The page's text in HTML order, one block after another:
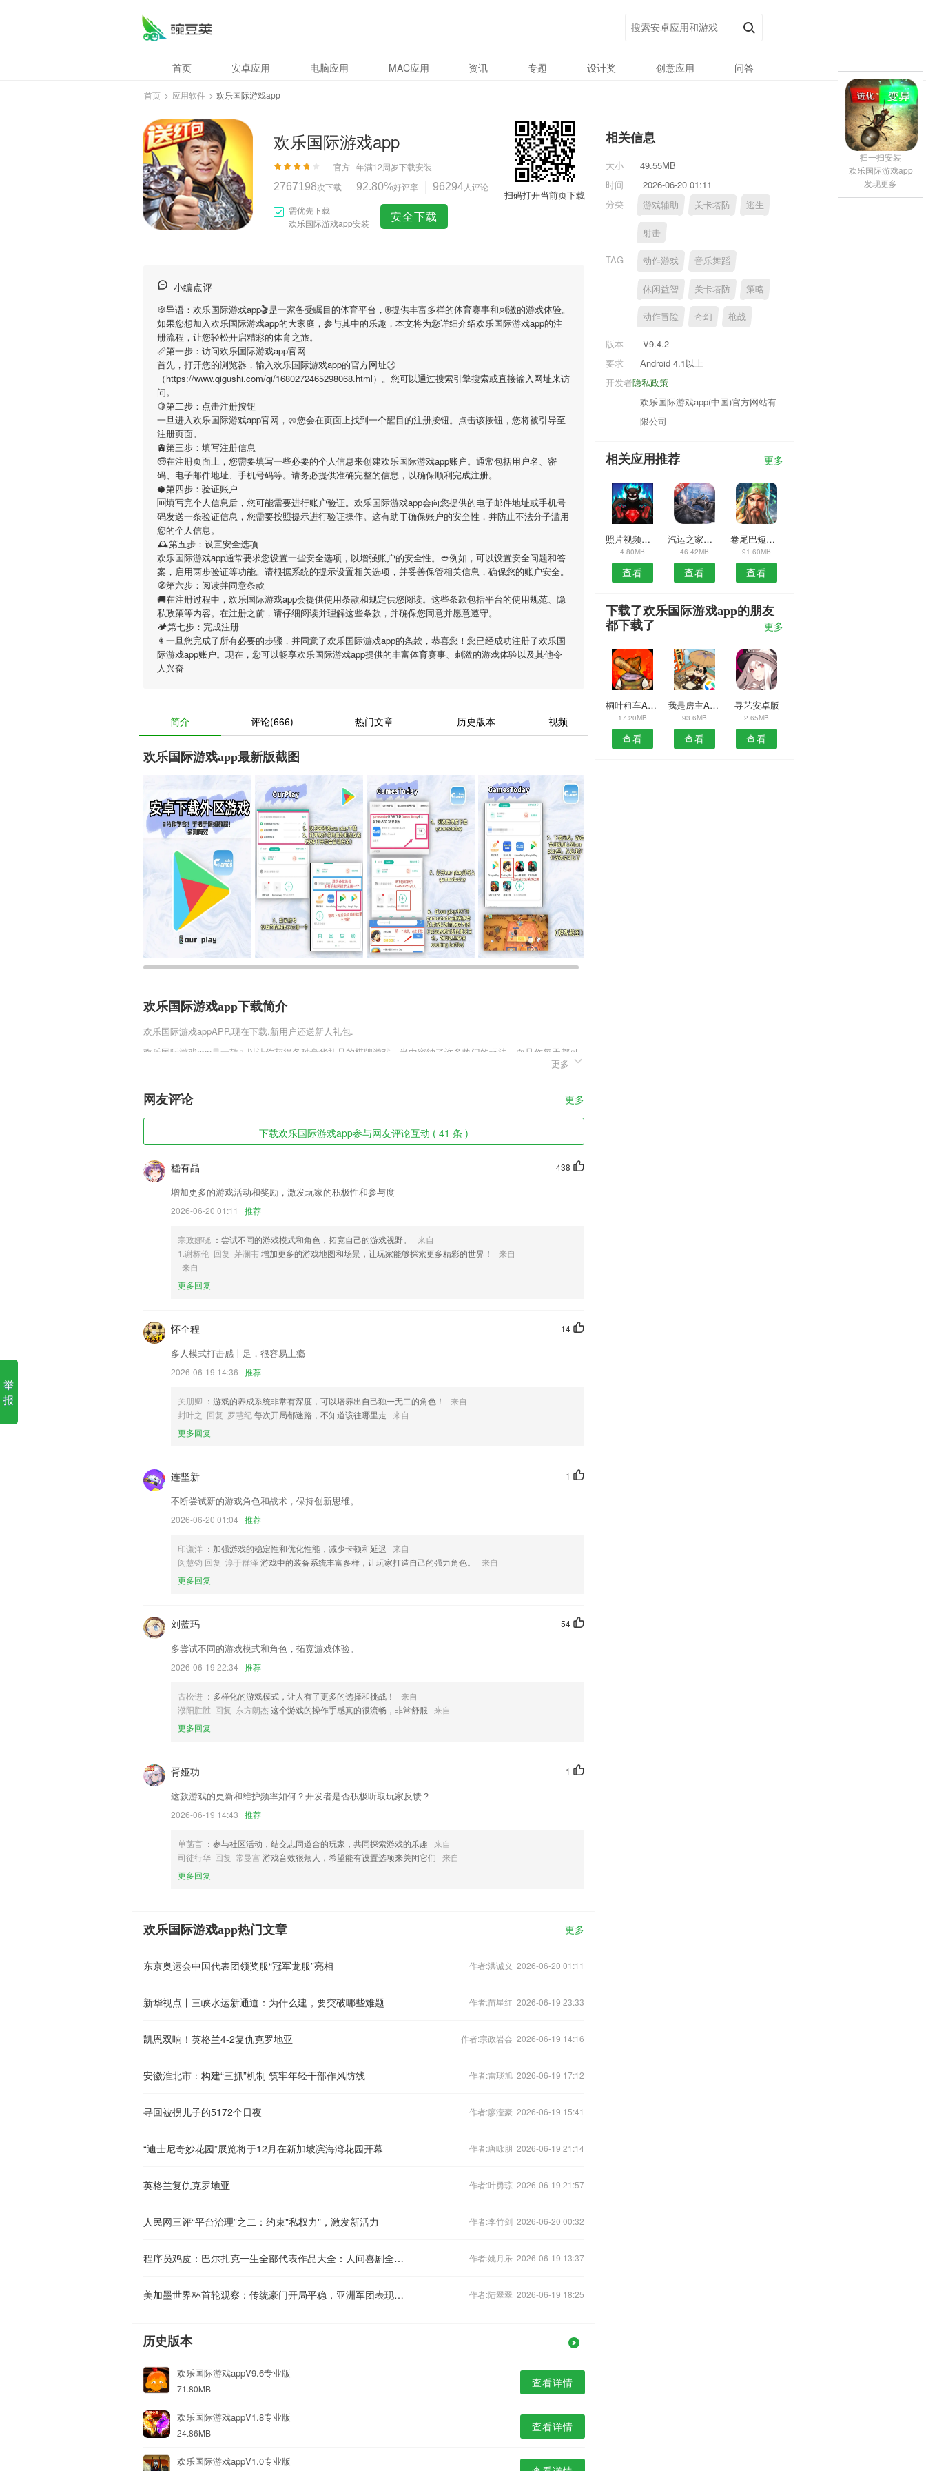
首页 安卓应用 电脑应用 MAC应用 资讯 专题 设计奖 创意应用 问答
首页 > 应用软件 > 欢乐国际游戏app
欢乐国际游戏app
官方 年满12周岁下载安装
2767198次下载 92.80%好评率 96294人评论
需优先下载
欢乐国际游戏app安装
安全下载
扫码打开当前页下载
小编点评
🍪导语： 欢乐国际游戏app🎬是一家备受瞩目的体育平台，🖲提供丰富多样的体育赛事和刺激的游戏体验。
如果您想加入欢乐国际游戏app的大家庭，参与其中的乐趣，本文将为您详细介绍欢乐国际游戏app的注
册流程，让您轻松开启精彩的体育之旅。
📏第一步：访问欢乐国际游戏app官网
首先，打开您的浏览器，输入欢乐国际游戏app的官方网址🕑
（https://www.qigushi.com/qi/1680272465298068.html）。您可以通过搜索引擎搜索或直接输入网址来访
问。
🍋第二步：点击注册按钮
一旦进入欢乐国际游戏app官网，🥨您会在页面上找到一个醒目的注册按钮。点击该按钮，您将被引导至
注册页面。
🚊第三步：填写注册信息
🧓在注册页面上，您需要填写一些必要的个人信息来创建欢乐国际游戏app账户。通常包括用户名、密
码、电子邮件地址、手机号码等。请务必提供准确完整的信息，以确保顺利完成注册。
🥥第四步：验证账户
🆔填写完个人信息后，您可能需要进行账户验证。 欢乐国际游戏app会向您提供的电子邮件地址或手机号
码发送一条验证信息，您需要按照提示进行验证操作。这有助于确保账户的安全性，并防止不法分子滥用
您的个人信息。
🕰第五步：设置安全选项
欢乐国际游戏app通常要求您设置一些安全选项，以增强账户的安全性。🥙例如，可以设置安全问题和答
案，启用两步验证等功能。请根据系统的提示设置相关选项，并妥善保管相关信息，确保您的账户安全。
🧭第六步：阅读并同意条款
🚚在注册过程中， 欢乐国际游戏app会提供使用条款和规定供您阅读。这些条款包括平台的使用规范、隐
私政策等内容。在注册之前，请仔细阅读并理解这些条款，并确保您同意并愿意遵守。
🏕第七步：完成注册
👩一旦您完成了所有必要的步骤，并同意了欢乐国际游戏app的条款，恭喜您！您已经成功注册了欢乐国
际游戏app账户。现在，您可以畅享欢乐国际游戏app提供的丰富体育赛事、刺激的游戏体验以及其他令
人兴奋
简介 评论(666) 热门文章 历史版本 视频
欢乐国际游戏app最新版截图
欢乐国际游戏app下载简介
欢乐国际游戏appAPP,现在下载,新用户还送新人礼包.
欢乐国际游戏app是一款可以让你获得各种豪华礼品的棋牌游戏，当中容纳了许多热门的玩法，而且你每天都可
以收获到各种的金币，让你每天无忧无虑地进行比赛，这里还包含了许多正宗的地区玩法，能够让你在这里每天
欢乐国际游戏app软件特色
2,【录屏精灵】有声录屏精灵,截屏+录屏二合一,手游视界录屏社区,专业的屏幕录制大师;
3,收银语音播报：百密无一疏，收银双重确认
4,收银语音播报：百密无一疏，收银双重确认
5,实时热搜作品显示，晓得别人在看啥；
欢乐国际游戏app软件优势
1.信息发布，自己也可以在平台上面发表自己对中医的认识文章。
2.个人成长教学，让你的成长更高效、更迅速，从内到外进行蜕变。
4.并且保持超高的大数据响应能力。
5.学习之后可以进行模拟考试，检验自己的学习成果，找出题目所在。
6.·专注于能力培养，而不只是单一认知
欢乐国际游戏app更新了什么?
优化聆听宝贝提示文案
更新相框作品签名功能
更换视频处理库，优化视频处理进度，视频批量转换等功能
优化界面，美观简洁易用。
联系我们
以上就是欢乐国际游戏app的介绍，如果您喜欢这款软件，您可以到应用商店进行打分评论，说出您的使用经
历，以帮助我们更好的对产品进行优化修改。
更多
网友评论 更多
下载欢乐国际游戏app参与网友评论互动 ( 41 条 )
438
嵇有晶
增加更多的游戏活动和奖励，激发玩家的积极性和参与度
2026-06-20 01:11 推荐
宗政娜晓 ：尝试不同的游戏模式和角色，拓宽自己的游戏视野。
来自
1.谢栋伦 回复 茅澜韦增加更多的游戏地图和场景，让玩家能够探索更多精彩的世界！
来自
来自
更多回复
14
怀全程
多人模式打击感十足，很容易上瘾
2026-06-19 14:36 推荐
关朋卿 ：游戏的养成系统非常有深度，可以培养出自己独一无二的角色！
来自
封叶之 回复 罗慧纪每次开局都迷路，不知道该往哪里走 来自
更多回复
1
连坚新
不断尝试新的游戏角色和战术，保持创新思维。
2026-06-20 01:04 推荐
印谦洋 ：加强游戏的稳定性和优化性能，减少卡顿和延迟 来自
闵慧钧 回复 淳于群泽 游戏中的装备系统丰富多样，让玩家打造自己的强力角色。
来自
更多回复
54
刘蓝玛
多尝试不同的游戏模式和角色，拓宽游戏体验。
2026-06-19 22:34 推荐
古松进 ：多样化的游戏模式，让人有了更多的选择和挑战！
来自
濮阳胜胜 回复 东方朗杰这个游戏的操作手感真的很流畅，非常舒服 来自
更多回复
1
胥娅功
这款游戏的更新和维护频率如何？开发者是否积极听取玩家反馈？
2026-06-19 14:43 推荐
单菡言 ：参与社区活动，结交志同道合的玩家，共同探索游戏的乐趣 来自
司徒行华 回复 常曼富 游戏音效很烦人，希望能有设置选项来关闭它们 来自
更多回复
欢乐国际游戏app热门文章 更多
东京奥运会中国代表团领奖服“冠军龙服”亮相 作者:洪诚义 2026-06-20 01:11
新华视点丨三峡水运新通道：为什么建，要突破哪些难题 作者:苗星红 2026-06-19 23:33
凯恩双响！英格兰4-2复仇克罗地亚 作者:宗政岩会 2026-06-19 14:16
安徽淮北市：构建“三抓”机制 筑牢年轻干部作风防线 作者:雷琰旭 2026-06-19 17:12
寻回被拐儿子的5172个日夜 作者:廖滢豪 2026-06-19 15:41
“迪士尼奇妙花园”展览将于12月在新加坡滨海湾花园开幕 作者:唐咏朋 2026-06-19 21:14
英格兰复仇克罗地亚 作者:叶勇琼 2026-06-19 21:57
人民网三评“平台治理”之二：约束"私权力"，激发新活力 作者:李竹剑 2026-06-20 00:32
程序员鸡皮：巴尔扎克一生全部代表作品大全：人间喜剧全集、长篇中篇短篇小说分类深度盘点赏析 作者:姚月乐 2026-06-19 13:37
美加墨世界杯首轮观察：传统豪门开局平稳，亚洲军团表现亮眼 作者:陆翠翠 2026-06-19 18:25
历史版本
欢乐国际游戏appV9.6专业版
71.80MB 查看详情
欢乐国际游戏appV1.8专业版
24.86MB 查看详情
欢乐国际游戏appV1.0专业版
相关信息
大小
49.55MB
时间
2026-06-20 01:11
分类
游戏辅助 关卡塔防 逃生
射击
TAG 动作游戏 音乐舞蹈
休闲益智 关卡塔防 策略
动作冒险 奇幻 枪战
版本
V9.4.2
要求
Android 4.1以上
隐私政策
开发者
欢乐国际游戏app(中国)官方网站有
限公司
相关应用推荐 更多
照片视频修剪安卓版
4.80MB
查看
汽运之家安卓版
46.42MB
查看
卷尾巴短视频安卓版
91.60MB
查看
下载了欢乐国际游戏app的朋友
都下载了
更多
桐叶租车APP
17.20MB
查看
我是房主APP
93.6MB
查看
寻艺安卓版
2.65MB
查看
扫一扫安装
欢乐国际游戏app
发现更多
举
报